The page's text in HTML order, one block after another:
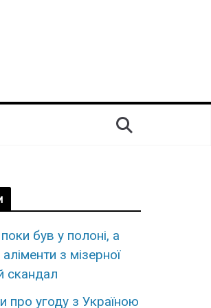
був у полоні, а
з мізерної
скандал
про угоду з Україною